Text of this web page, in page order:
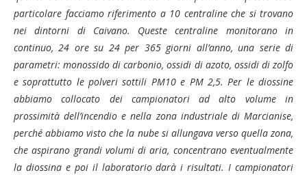
particolare facciamo riferimento a 10 centraline che si trovano
nei dintorni di Caivano. Queste centraline monitorano in
continuo, 24 ore su 24 per 365 giorni all’anno, una serie di
parametri: monossido di carbonio, ossidi di azoto, ossidi di zolfo
e soprattutto le polveri sottili PM10 e PM 2,5. Per le diossine
abbiamo collocato dei campionatori ad alto volume in
prossimità dell’incendio e nella zona industriale di Marcianise,
perché abbiamo visto che la nube si allungava verso quella zona,
che aspirano grandi volumi di aria, concentrano eventualmente
la diossina e poi il laboratorio darà i risultati. I campionatori